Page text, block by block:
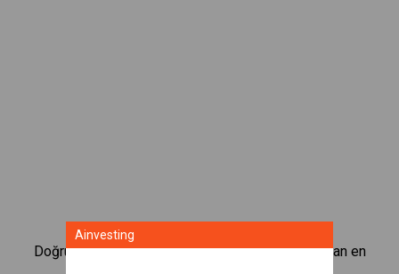
Doğrudan CFD alım satım platformumuzda bulunan en
Ainvesting